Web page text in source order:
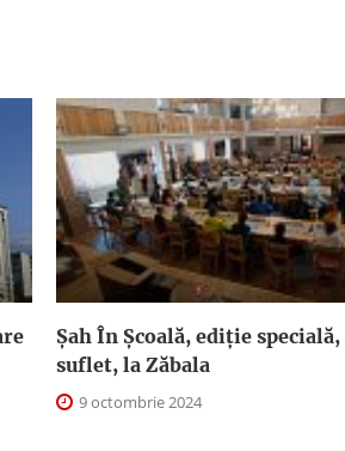
Șah În Școală, ediție specială,
suflet, la Zăbala
9 octombrie 2024